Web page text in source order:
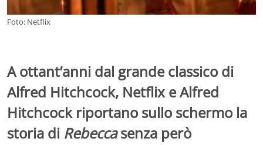
Foto: Netflix
A ottant’anni dal grande classico di
Alfred Hitchcock, Netflix e Alfred
Hitchcock riportano sullo schermo la
storia di Rebeccasenza però